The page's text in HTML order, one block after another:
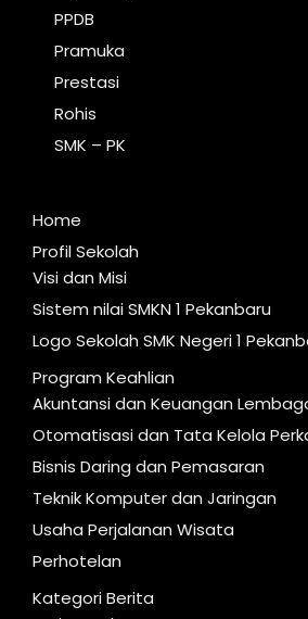
PPDB
Pramuka
Prestasi
Rohis
SMK – PK
Home
Profil Sekolah
Visi dan Misi
Sistem nilai SMKN 1 Pekanbaru
Logo Sekolah SMK Negeri 1
Program Keahlian
Akuntansi dan Keuangan
Otomatisasi dan Tata Kelola
Bisnis Daring dan Pemasaran
Teknik Komputer dan Jaringan
Usaha Perjalanan Wisata
Perhotelan
Kategori Berita